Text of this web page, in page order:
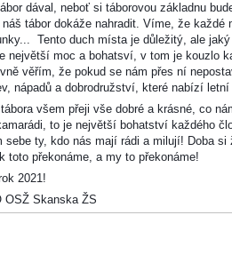
dával, neboť si táborovou základnu
tábor dokáže nahradit. Víme, že
Tento duch místa je důležitý, ale
největší moc a bohatsví, v tom je kouzlo
věřím, že pokud se nám přes ní
nápadů a dobrodružství, které nabízí letní
všem přeji vše dobré a krásné, co
to je největší bohatství každého
sebe ty, kdo nás mají rádi a milují! Doba
toto překonáme, a my to překonáme!
2021!
OSŽ Skanska ŽS